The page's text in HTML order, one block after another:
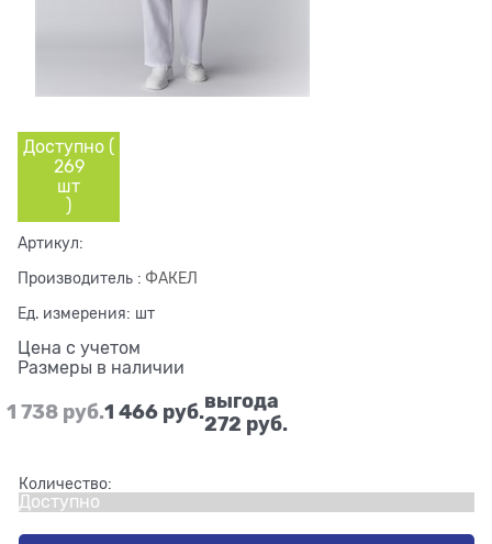
Доступно (
269
шт
)
Артикул:
Производитель : ФАКЕЛ
Ед. измерения: шт
Цена с учетом
Размеры в наличии
1 738 руб.1 466 руб.выгода
272 руб.
Количество:
Доступно